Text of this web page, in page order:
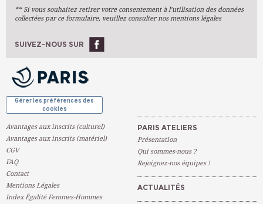
Arts Numériques
Ateliers À L'année
** Si vous souhaitez retirer votre consentement à l’utilisation des données
collectées par ce formulaire, veuillez consulter nos mentions légales
SUIVEZ-NOUS SUR
Gérer les préférences des
cookies
Avantages aux inscrits (culturel)
Avantages aux inscrits (matériel)
CGV
FAQ
Contact
Mentions Légales
Index Égalité Femmes-Hommes
PARIS ATELIERS
Présentation
Qui sommes-nous ?
Rejoignez-nos équipes !
ACTUALITÉS